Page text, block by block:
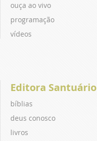
ouça ao vivo
programação
vídeos
Editora Santuário
bíblias
deus conosco
livros